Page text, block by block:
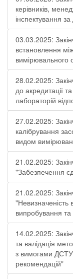
керівників,
інспектування
03.03.2025:
встановлення
вимірювального
28.02.2025:
до акредитації
лабораторій
27.02.2025:
калібрування
видом
21.02.2025:
"Забезпечення
21.02.2025:
"Невизначеність
випробування та
14.02.2025:
та валідація
з вимогами
рекомендацій"